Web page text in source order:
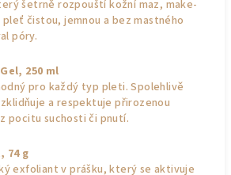
šetrně rozpouští kožní maz, make-
pleť čistou, jemnou a bez mastného
póry.
250 ml
pro každý typ pleti. Spolehlivě
a respektuje přirozenou
pocitu suchosti či pnutí.
74 g
exfoliant v prášku, který se aktivuje